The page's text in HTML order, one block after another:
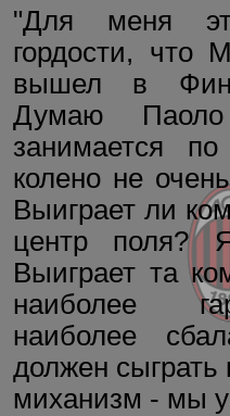
"Для меня
гордости, что
вышел в
Думаю
занимается
колено не
Выиграет ли
центр поля?
Выиграет та
наиболее
наиболее
должен
миханизм - мы